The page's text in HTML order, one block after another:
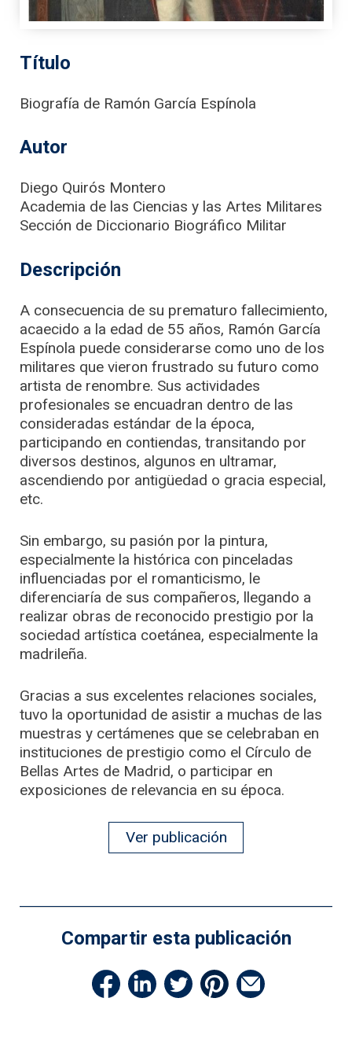
Título
Biografía de Ramón García Espínola
Autor
Diego Quirós Montero
Academia de las Ciencias y las Artes Militares
Sección de Diccionario Biográfico Militar
Descripción
A consecuencia de su prematuro fallecimiento,
acaecido a la edad de 55 años, Ramón García
Espínola puede considerarse como uno de los
militares que vieron frustrado su futuro como
artista de renombre. Sus actividades
profesionales se encuadran dentro de las
consideradas estándar de la época,
participando en contiendas, transitando por
diversos destinos, algunos en ultramar,
ascendiendo por antigüedad o gracia especial,
etc.
Sin embargo, su pasión por la pintura,
especialmente la histórica con pinceladas
influenciadas por el romanticismo, le
diferenciaría de sus compañeros, llegando a
realizar obras de reconocido prestigio por la
sociedad artística coetánea, especialmente la
madrileña.
Gracias a sus excelentes relaciones sociales,
tuvo la oportunidad de asistir a muchas de las
muestras y certámenes que se celebraban en
instituciones de prestigio como el Círculo de
Bellas Artes de Madrid, o participar en
exposiciones de relevancia en su época.
Ver publicación
Compartir esta publicación